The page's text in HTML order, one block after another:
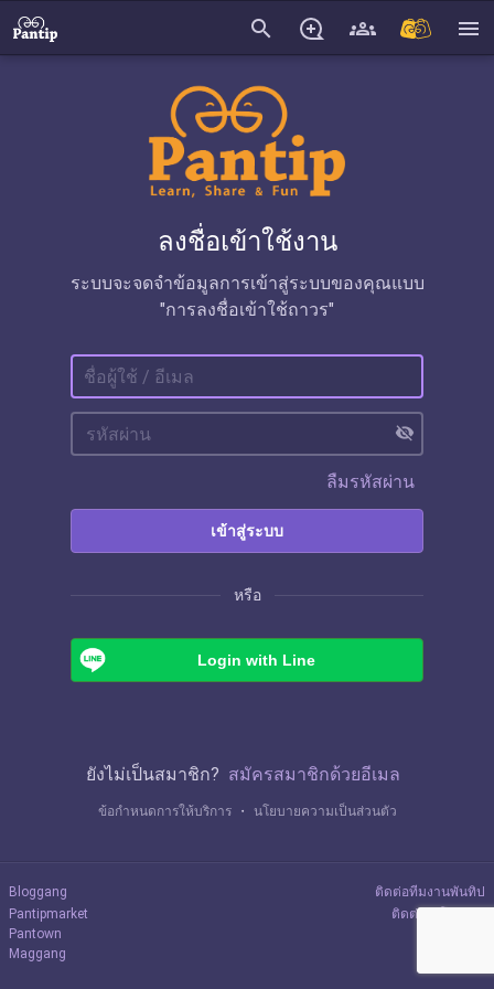
search menu
ลงชื่อเข้าใช้งาน
ระบบจะจดจำข้อมูลการเข้าสู่ระบบของคุณแบบ
"การลงชื่อเข้าใช้ถาวร"
visibility_off
ลืมรหัสผ่าน
เข้าสู่ระบบ
หรือ
Login with Line
ยังไม่เป็นสมาชิก? สมัครสมาชิกด้วยอีเมล
ข้อกำหนดการให้บริการ ・ นโยบายความเป็นส่วนตัว
Bloggang
Pantipmarket
Pantown
Maggang
ติดต่อทีมงานพันทิป
ติดต่อลงโฆษณา